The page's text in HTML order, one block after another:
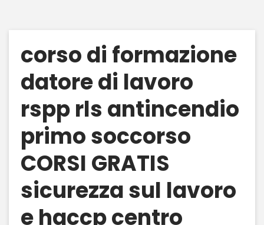
corso di formazione
datore di lavoro
rspp rls antincendio
primo soccorso
CORSI GRATIS
sicurezza sul lavoro
e haccp centro